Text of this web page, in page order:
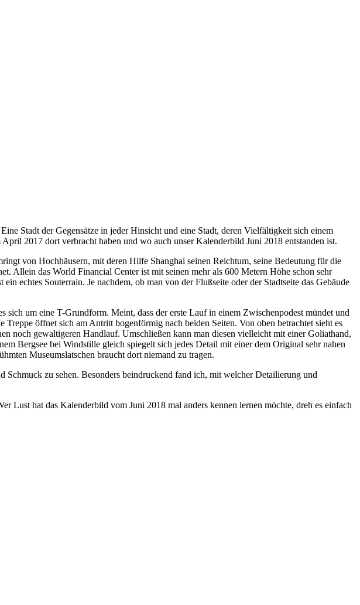
Stadt der Gegensätze in jeder Hinsicht und eine Stadt, deren Vielfältigkeit sich einem
2017 dort verbracht haben und wo auch unser Kalenderbild Juni 2018 entstanden ist.
von Hochhäusern, mit deren Hilfe Shanghai seinen Reichtum, seine Bedeutung für die
Allein das World Financial Center ist mit seinen mehr als 600 Metern Höhe schon sehr
echtes Souterrain. Je nachdem, ob man von der Flußseite oder der Stadtseite das Gebäude
sich um eine T-Grundform. Meint, dass der erste Lauf in einem Zwischenpodest mündet und
öffnet sich am Antritt bogenförmig nach beiden Seiten. Von oben betrachtet sieht es
noch gewaltigeren Handlauf. Umschließen kann man diesen vielleicht mit einer Goliathand,
Bergsee bei Windstille gleich spiegelt sich jedes Detail mit einer dem Original sehr nahen
Museumslatschen braucht dort niemand zu tragen.
zu sehen. Besonders beindruckend fand ich, mit welcher Detailierung und
Lust hat das Kalenderbild vom Juni 2018 mal anders kennen lernen möchte, dreh es einfach